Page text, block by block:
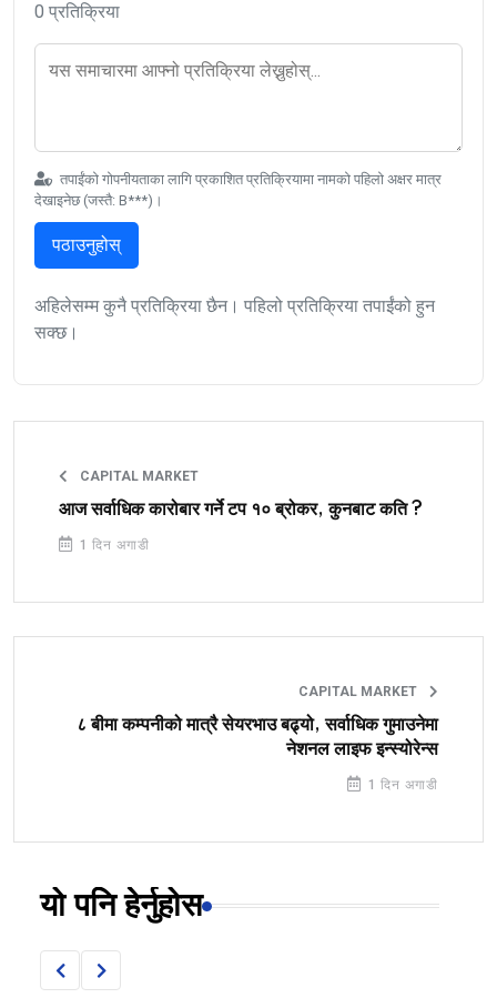
0 प्रतिक्रिया
तपाईंको गोपनीयताका लागि प्रकाशित प्रतिक्रियामा नामको पहिलो अक्षर मात्र
देखाइनेछ (जस्तै: B***)।
पठाउनुहोस्
अहिलेसम्म कुनै प्रतिक्रिया छैन। पहिलो प्रतिक्रिया तपाईंको हुन
सक्छ।
CAPITAL MARKET
आज सर्वाधिक कारोबार गर्ने टप १० ब्रोकर, कुनबाट कति ?
1 दिन अगाडी
CAPITAL MARKET
८ बीमा कम्पनीको मात्रै सेयरभाउ बढ्यो, सर्वाधिक गुमाउनेमा
नेशनल लाइफ इन्स्योरेन्स
1 दिन अगाडी
यो पनि हेर्नुहोस